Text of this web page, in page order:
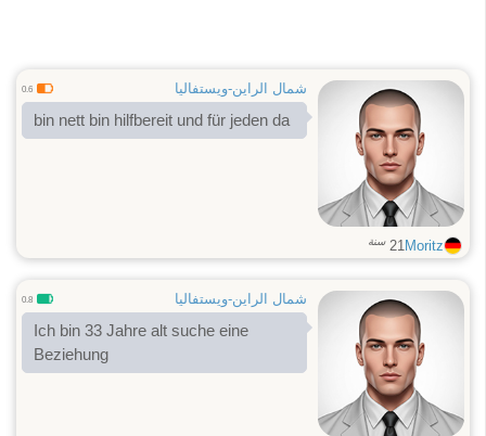
شمال الراين-ويستفاليا 0.6
bin nett bin hilfbereit und für jeden da
Moritz
21 سنة
شمال الراين-ويستفاليا 0.8
Ich bin 33 Jahre alt suche eine
Beziehung